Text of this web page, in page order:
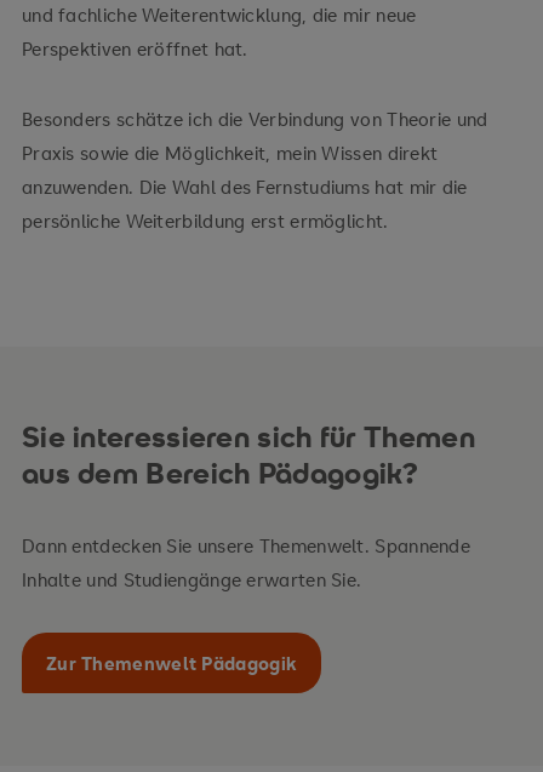
und fachliche Weiterentwicklung, die mir neue
Perspektiven eröffnet hat.
Besonders schätze ich die Verbindung von Theorie und
Praxis sowie die Möglichkeit, mein Wissen direkt
anzuwenden. Die Wahl des Fernstudiums hat mir die
persönliche Weiterbildung erst ermöglicht.
Sie interessieren sich für Themen
aus dem Bereich Pädagogik?
Dann entdecken Sie unsere Themenwelt. Spannende
Inhalte und Studiengänge erwarten Sie.
Zur Themenwelt Pädagogik